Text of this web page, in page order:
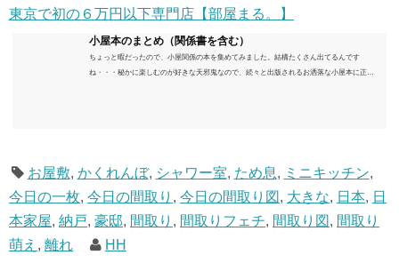
東京で初の６万円以下専門店【部屋まる。】
小屋本のまとめ（関係書を含む）
ちょっと暇だったので、小屋関係の本を集めてみました。結構たくさん出てるんです
ね・・・秘かに楽しむのが好きな天邪鬼なので、続々と出版されるお洒落な小屋本に正直
お屋敷, かくれんぼ, シャワー室, ため息, ミニキッチン,
今日の一枚, 今日の間取り , 今日の間取り図 , 大きな, 日本, 日
本家屋, 納戸, 豪邸, 間取り , 間取りフェチ, 間取り図 , 間取り
萌え , 離れ HH